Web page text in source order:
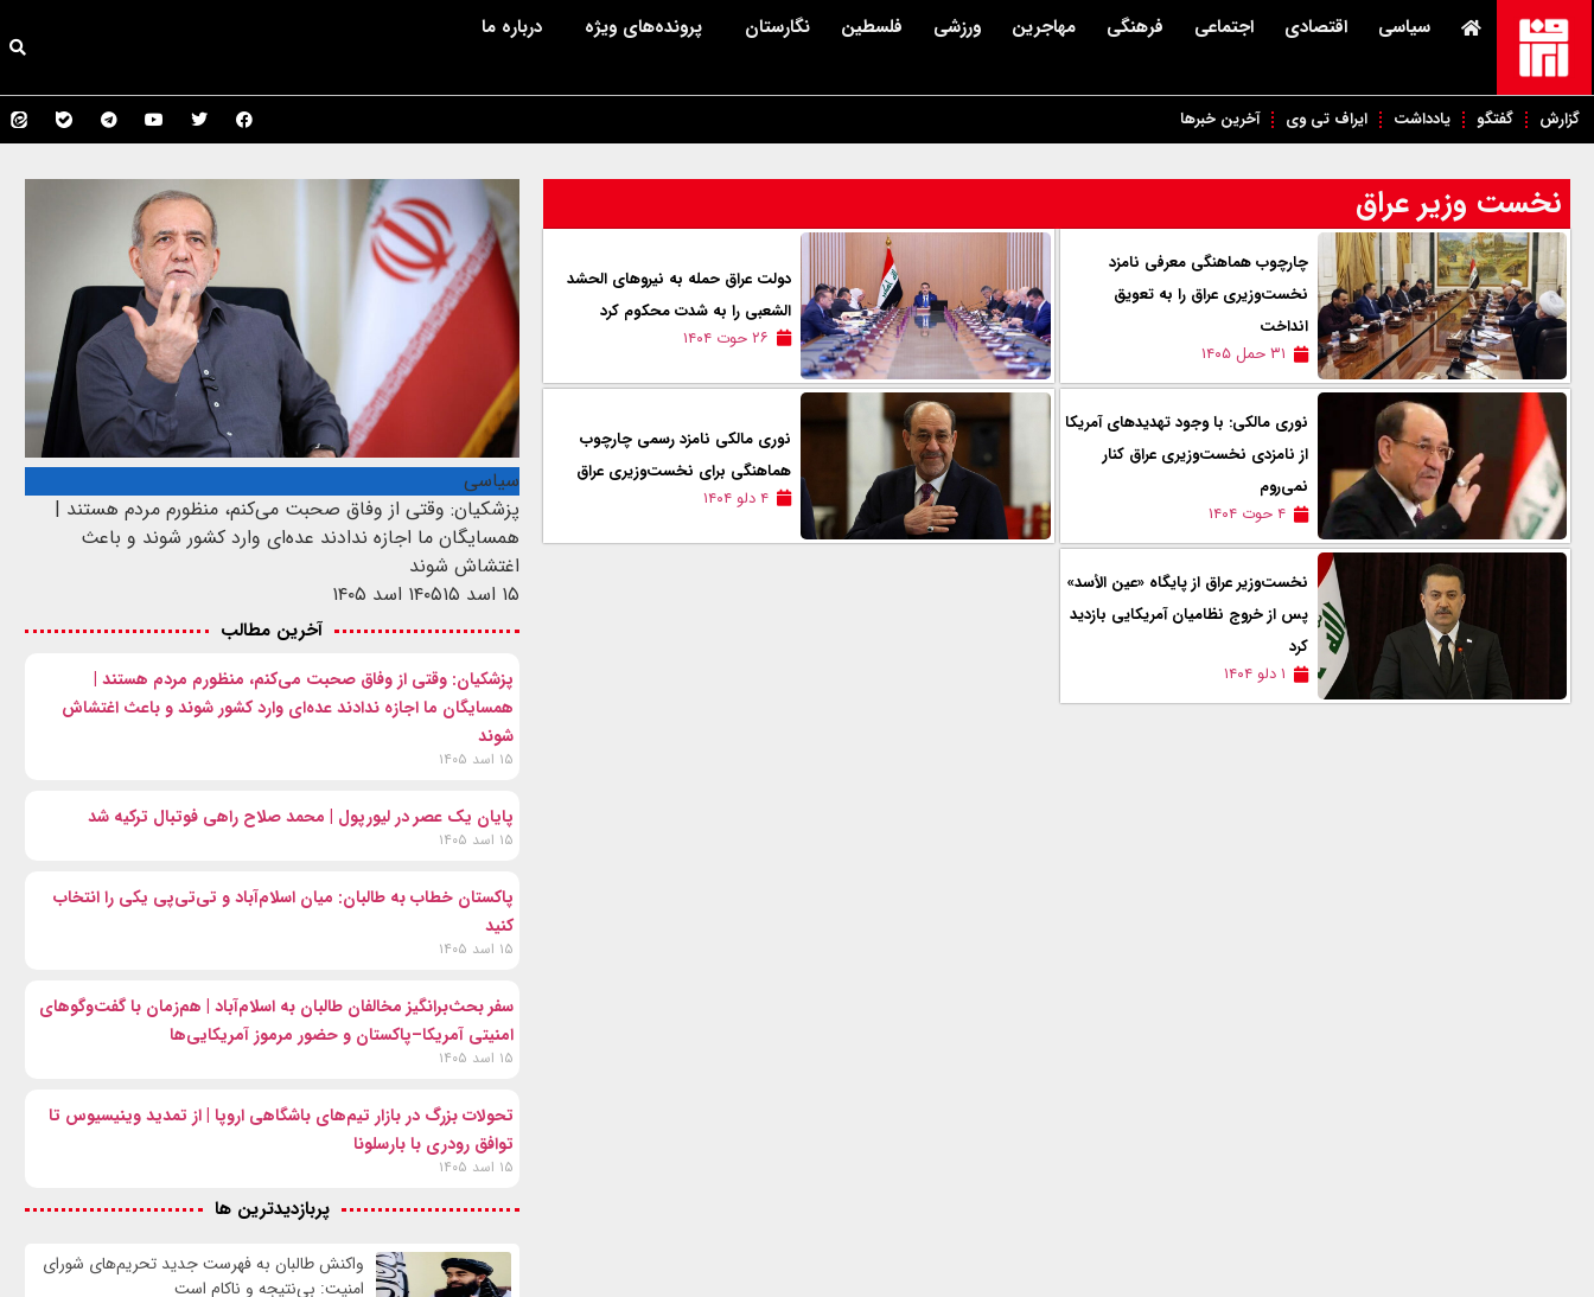
سیاسی اقتصادی اجتماعی فرهنگی مهاجرین ورزشی فلسطین نگارستان پرونده‌های ویژه درباره ما
گزارش گفتگو یادداشت ایراف تی وی آخرین خبرها
نخست وزیر عراق
چارچوب هماهنگی معرفی نامزد
نخست‌وزیری عراق را به تعویق
انداخت
۳۱ حمل ۱۴۰۵
دولت عراق حمله به نیروهای الحشد
الشعبی را به شدت محکوم کرد
۲۶ حوت ۱۴۰۴
نوری مالکی: با وجود تهدیدهای آمریکا
از نامزدی نخست‌وزیری عراق کنار
نمی‌روم
۴ حوت ۱۴۰۴
نوری مالکی نامزد رسمی چارچوب
هماهنگی برای نخست‌وزیری عراق
۴ دلو ۱۴۰۴
نخست‌وزیر عراق از پایگاه «عین الأسد»
پس از خروج نظامیان آمریکایی بازدید
کرد
۱ دلو ۱۴۰۴
سیاسی
پزشکیان: وقتی از وفاق صحبت می‌کنم، منظورم مردم هستند |
همسایگان ما اجازه ندادند عده‌ای وارد کشور شوند و باعث
اغتشاش شوند
۱۵ اسد ۱۴۰۵
۱۵ اسد ۱۴۰۵
آخرین مطالب
پزشکیان: وقتی از وفاق صحبت می‌کنم، منظورم مردم هستند |
همسایگان ما اجازه ندادند عده‌ای وارد کشور شوند و باعث اغتشاش
شوند
۱۵ اسد ۱۴۰۵
پایان یک عصر در لیورپول | محمد صلاح راهی فوتبال ترکیه شد
۱۵ اسد ۱۴۰۵
پاکستان خطاب به طالبان: میان اسلام‌آباد و تی‌تی‌پی یکی را انتخاب
کنید
۱۵ اسد ۱۴۰۵
سفر بحث‌برانگیز مخالفان طالبان به اسلام‌آباد | هم‌زمان با گفت‌وگوهای
امنیتی آمریکا–پاکستان و حضور مرموز آمریکایی‌ها
۱۵ اسد ۱۴۰۵
تحولات بزرگ در بازار تیم‌های باشگاهی اروپا | از تمدید وینیسیوس تا
توافق رودری با بارسلونا
۱۵ اسد ۱۴۰۵
پربازدیدترین ها
واكنش طالبان به فهرست جدید تحریم‌های شورای
امنیت: بی‌نتیجه و ناکام است